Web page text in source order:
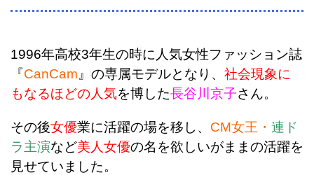
1996年高校3年生の時に人気女性ファッション誌
『CanCam』の専属モデルとなり、 社会現象に
もなるほどの人気を博した長谷川京子さん。
その後女優業に活躍の場を移し、 CM女王 ・ 連ド
ラ主演など美人女優の名を欲しいがままの活躍を
見せていました。